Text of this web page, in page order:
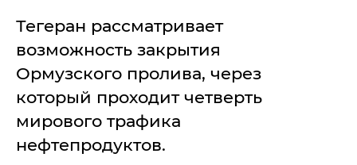
Мнение
Пресса
Шоу-биз
Здоровье
Украина
Спорт
Культура
Война на Донбассе и в
Тегеран рассматривает
возможность закрытия
Ормузского пролива, через
который проходит четверть
мирового трафика
нефтепродуктов.